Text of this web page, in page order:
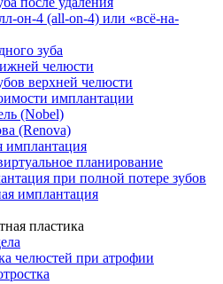
он-4 (all-on-4) или «всё-на-
зуба
челюсти
верхней челюсти
имплантации
(Nobel)
(Renova)
имплантация
планирование
при полной потере зубов
имплантация
пластика
челюстей при атрофии